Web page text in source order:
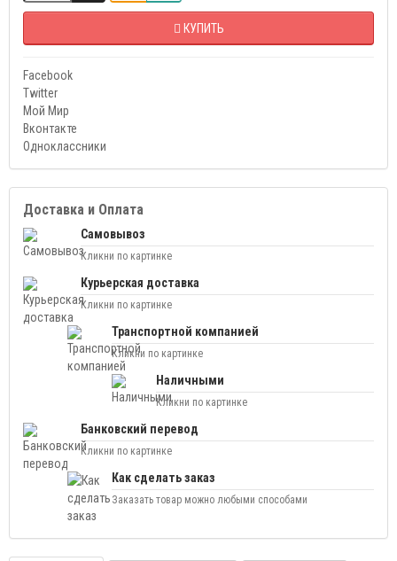
КУПИТЬ
Facebook
Twitter
Мой Мир
Вконтакте
Одноклассники
Доставка и Оплата
Самовывоз
Кликни по картинке
Курьерская доставка
Кликни по картинке
Транспортной компанией
Кликни по картинке
Наличными
Кликни по картинке
Банковский перевод
Кликни по картинке
Как сделать заказ
Заказать товар можно любыми способами